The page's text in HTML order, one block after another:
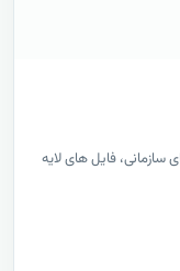
سازمانی، فایل های لایه